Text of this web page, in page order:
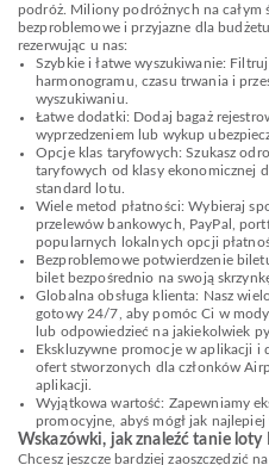
podróż. Miliony podróżnych na całym
bezproblemowe i przyjazne dla
rezerwując u nas:
Szybkie i łatwe wyszukiwanie:
harmonogramu, czasu trwania i
wyszukiwaniu.
Łatwe dodatki: Dodaj bagaż
wyprzedzeniem lub wykup
Opcje klas taryfowych: Szukasz
taryfowych od klasy ekonomicznej
standard lotu.
Wiele metod płatności: Wybieraj
przelewów bankowych, PayPal,
popularnych lokalnych opcji
Bezproblemowe potwierdzenie
bilet bezpośrednio na swoją
Globalna obsługa klienta: Nasz
gotowy 24/7, aby pomóc Ci w
lub odpowiedzieć na jakiekolwiek
Ekskluzywne promocje w aplikacji i
ofert stworzonych dla członków
aplikacji.
Wyjątkowa wartość: Zapewniamy
promocyjne, abyś mógł jak
Wskazówki, jak znaleźć tanie loty
Chcesz jeszcze bardziej zaoszczędzić